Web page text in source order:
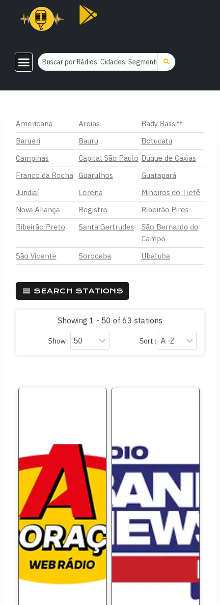
Americana Areias
Bady Bassitt
Barueri
Bauru
Botucatu
Campinas
Capital São Paulo Duque de Caxias
Franco da Rocha Guarulhos
Guatapará
Jundiaí
Lorena
Mineiros do Tietê
Nova Aliança
Registro
Ribeirão Pires
Ribeirão Preto
Santa Gertrudes
São Bernardo do
Campo
São Vicente
Sorocaba Ubatuba
SEARCH STATIONS
Showing 1 - 50 of 63 stations
Show : Sort :